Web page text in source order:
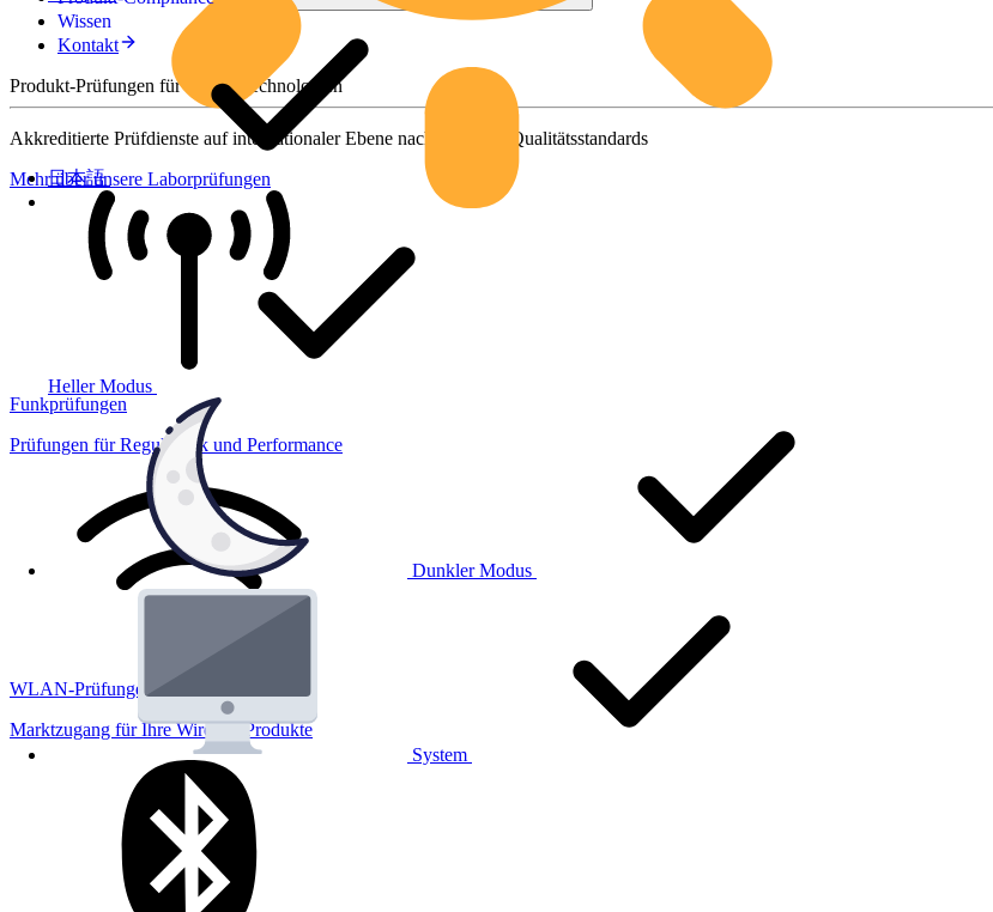
Heller Modus
Dunkler Modus
System
日本語
Wissen
Kontakt
Produkt-Prüfungen für smarte Technologien
Akkreditierte Prüfdienste auf internationaler Ebene nach höchsten Qualitätsstandards
Mehr über unsere Laborprüfungen
Funkprüfungen
Prüfungen für Regulatorik und Performance
WLAN-Prüfungen
Marktzugang für Ihre Wireless Produkte